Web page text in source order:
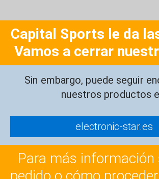
Capital Sports le da
Vamos a cerrar
Sin embargo, puede seguir
nuestros productos
electronic-star.es
Para más información